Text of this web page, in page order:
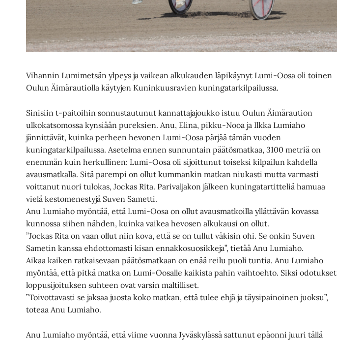
Vihannin Lumimetsän ylpeys ja vaikean alkukauden läpikäynyt Lumi-Oosa oli toinen
Oulun Äimärautiolla käytyjen Kuninkuusravien kuningatarkilpailussa.
Sinisiin t-paitoihin sonnustautunut kannattajajoukko istuu Oulun Äimäraution
ulkokatsomossa kynsiään pureksien. Anu, Elina, pikku-Nooa ja Ilkka Lumiaho
jännittävät, kuinka perheen hevonen Lumi-Oosa pärjää tämän vuoden
kuningatarkilpailussa. Asetelma ennen sunnuntain päätösmatkaa, 3100 metriä on
enemmän kuin herkullinen: Lumi-Oosa oli sijoittunut toiseksi kilpailun kahdella
avausmatkalla. Sitä parempi on ollut kummankin matkan niukasti mutta varmasti
voittanut nuori tulokas, Jockas Rita. Parivaljakon jälkeen kuningatartitteliä hamuaa
vielä kestomenestyjä Suven Sametti.
Anu Lumiaho myöntää, että Lumi-Oosa on ollut avausmatkoilla yllättävän kovassa
kunnossa siihen nähden, kuinka vaikea hevosen alkukausi on ollut.
”Jockas Rita on vaan ollut niin kova, että se on tullut väkisin ohi. Se onkin Suven
Sametin kanssa ehdottomasti kisan ennakkosuosikkeja”, tietää Anu Lumiaho.
Aikaa kaiken ratkaisevaan päätösmatkaan on enää reilu puoli tuntia. Anu Lumiaho
myöntää, että pitkä matka on Lumi-Oosalle kaikista pahin vaihtoehto. Siksi odotukset
loppusijoituksen suhteen ovat varsin maltilliset.
”Toivottavasti se jaksaa juosta koko matkan, että tulee ehjä ja täysipainoinen juoksu”,
toteaa Anu Lumiaho.
Anu Lumiaho myöntää, että viime vuonna Jyväskylässä sattunut epäonni juuri tällä